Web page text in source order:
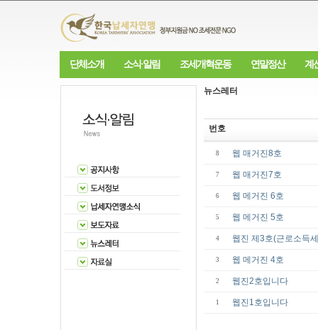
단체소개 소식·알림 조세개혁운동 연말정산 계
뉴스레터
번호
8 웹 매거진8호
7 웹 매거진7호
6 웹 메거진 6호
5 웹 메거진 5호
4 웹진 제3호(근로소득
3 웹 메거진 4호
2 웹진2호입니다
1 웹진1호입니다